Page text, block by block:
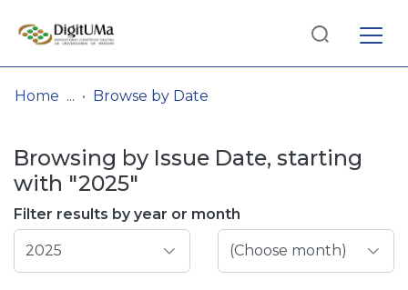
& Collections
Browse repository
Entities
Log
In(current)
Home Browse by Date
Browsing by Issue Date, starting
with "2025"
Filter results by year or month